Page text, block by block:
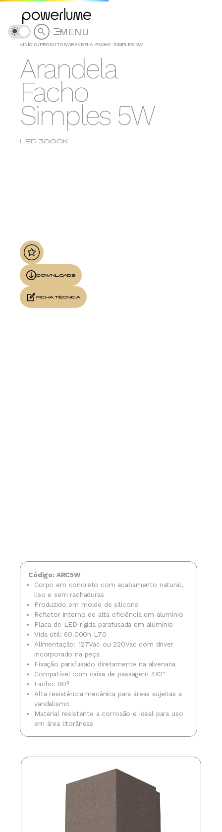
MENU
<INÍCIO/PRODUTOS/ARANDELA-FACHO-SIMPLES-5W
Arandela
Facho
Simples 5W
LED 3000K
DOWNLOADS
FICHA TÉCNICA
Código: ARC5W
Corpo em concreto com acabamento natural,
liso e sem rachaduras
Produzido em molde de silicone
Refletor interno de alta eficiência em alumínio
Placa de LED rígida parafusada em alumínio
Vida útil: 60.000h L70
Alimentação: 127Vac ou 220Vac com driver
incorporado na peça
Fixação parafusado diretamente na alvenaria
Compatível com caixa de passagem 4X2"
Facho: 80°
Alta resistência mecânica para áreas sujeitas a
vandalismo
Material resistente a corrosão e ideal para uso
em área litorâneas